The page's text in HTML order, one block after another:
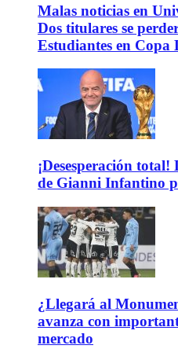
Malas noticias en
Dos titulares se
Estudiantes en Copa
¡Desesperación
de Gianni Infantino
¿Llegará al
avanza con
mercado